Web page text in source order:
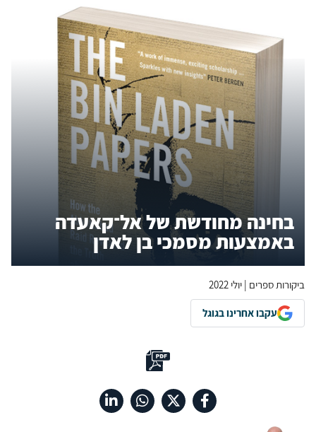
בחינה מחודשת של אל־קאעדה
באמצעות מסמכי בן לאדן
ביקורות ספרים | יולי 2022
עקבו אחרינו בגוגל